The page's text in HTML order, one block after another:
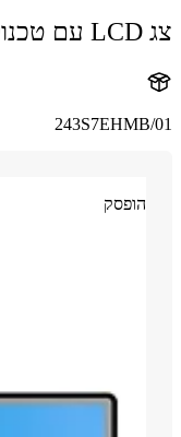
צג LCD עם טכנולוגיית SoftBlue
243S7EHMB/01
הופסק